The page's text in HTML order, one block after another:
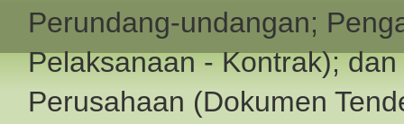
Perundang-undangan;
Pelaksanaan - Kontrak);
Perusahaan (Dokumen